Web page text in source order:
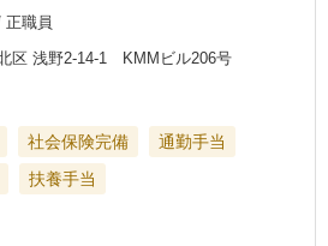
正職員
区 浅野2-14-1 KMMビル206号
社会保険完備
通勤手当
扶養手当